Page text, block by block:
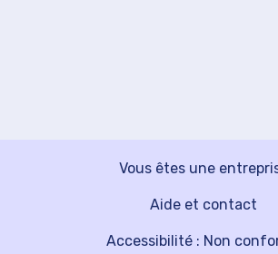
Vous êtes une
Aide et contact
Accessibilité : Non